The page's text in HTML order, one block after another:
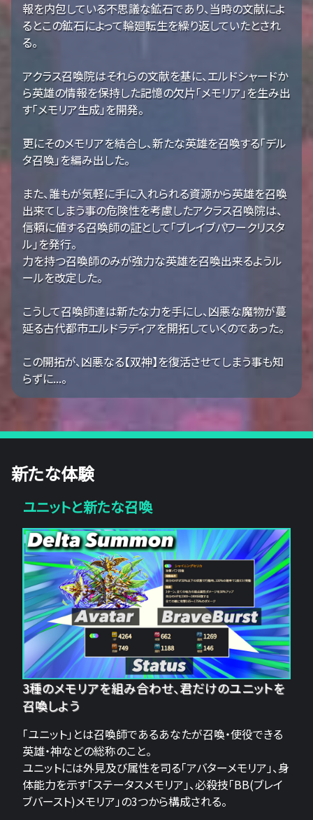
報を内包している不思議な鉱石であり、当時の文献によ
るとこの鉱石によって輪廻転生を繰り返していたとされ
る。
アクラス召喚院はそれらの文献を基に、エルドシャードか
ら英雄の情報を保持した記憶の欠片「メモリア」を生み出
す「メモリア生成」を開発。
更にそのメモリアを結合し、新たな英雄を召喚する「デル
タ召喚」を編み出した。
また、誰もが気軽に手に入れられる資源から英雄を召喚
出来てしまう事の危険性を考慮したアクラス召喚院は、
信頼に値する召喚師の証として「ブレイブパワークリスタ
ル」を発行。
力を持つ召喚師のみが強力な英雄を召喚出来るようル
ールを改定した。
こうして召喚師達は新たな力を手にし、凶悪な魔物が蔓
延る古代都市エルドラディアを開拓していくのであった。
この開拓が、凶悪なる【双神】を復活させてしまう事も知
らずに...。
新たな体験
ユニットと新たな召喚
3種のメモリアを組み合わせ、君だけのユニットを
召喚しよう
「ユニット」とは召喚師であるあなたが召喚・使役できる
英雄・神などの総称のこと。
ユニットには外見及び属性を司る「アバターメモリア」、身
体能力を示す「ステータスメモリア」、必殺技「BB(ブレイ
ブバースト)メモリア」の3つから構成される。